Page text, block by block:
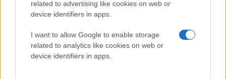
related to advertising like cookies on web or
device identifiers in apps.
I want to allow Google to enable storage
related to analytics like cookies on web or
device identifiers in apps.
Ρωσίας
πριν 45 λεπτά